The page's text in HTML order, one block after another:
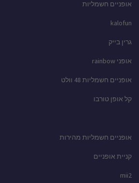
אופניים חשמליות
kalofun
גרין בייק
אופני rainbow
אופניים חשמליות 48 וולט
קל אופן טורבו
אופניים חשמליות מהירות
קניית אופניים
mii2